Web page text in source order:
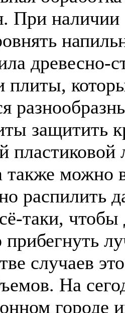
При
древесно-
плиты,
защитить
пластиковой
также можно
распилить
таки, чтобы
прибегнуть
случаев
На
городе